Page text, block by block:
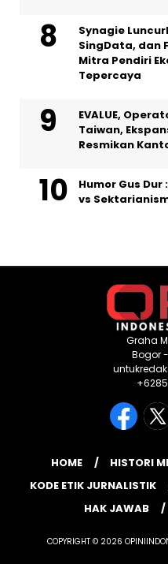
Synagie
SingData, dan
Mitra Pendiri
Tepercaya
EVALUE,
Taiwan,
Resmikan
Humor Gus
vs
Graha
Bogor
HOME HISTORI
KODE ETIK JURNALISTIK
HAK JAWAB
COPYRIGHT © 2026